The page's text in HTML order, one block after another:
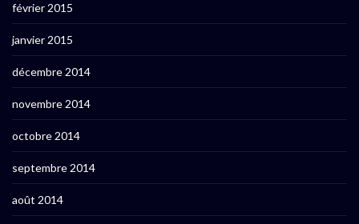
février 2015
janvier 2015
décembre 2014
novembre 2014
octobre 2014
septembre 2014
août 2014